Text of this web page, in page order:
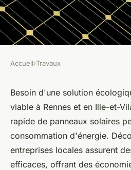
Installations
panneaux solaires
Ille-et-Vilaine
Mya•4 juillet 2024•2 min de
Accueil›Travaux
Besoin d'une solution
viable à Rennes et en Ille-et-
rapide de panneaux solaires
consommation d'énergie.
entreprises locales assurent
efficaces, offrant des